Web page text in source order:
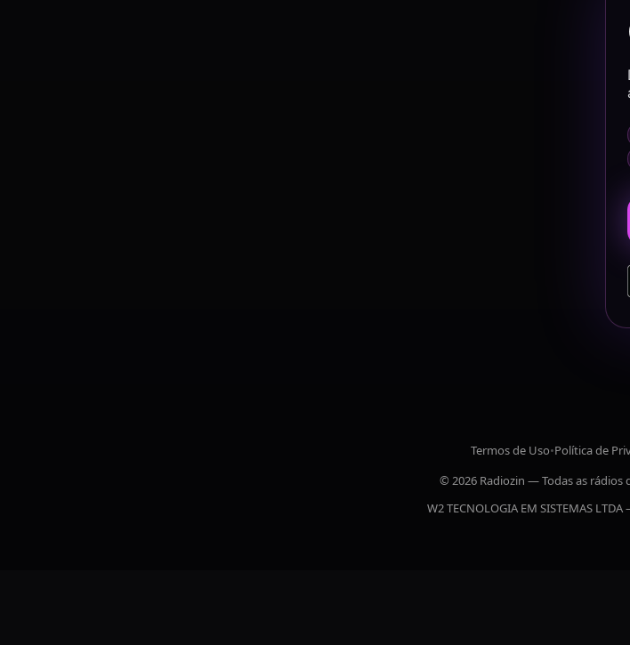
Termos de Uso•Política de
© 2026 Radiozin — Todas as rádios
W2 TECNOLOGIA EM SISTEMAS